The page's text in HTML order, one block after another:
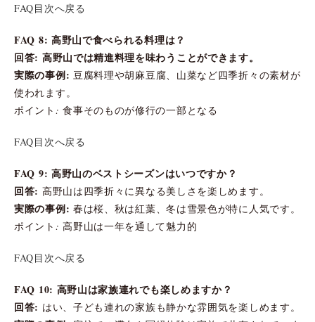
FAQ目次へ戻る
FAQ 8: 高野山で食べられる料理は？
回答: 高野山では精進料理を味わうことができます。
実際の事例: 豆腐料理や胡麻豆腐、山菜など四季折々の素材が
使われます。
ポイント: 食事そのものが修行の一部となる
FAQ目次へ戻る
FAQ 9: 高野山のベストシーズンはいつですか？
回答: 高野山は四季折々に異なる美しさを楽しめます。
実際の事例: 春は桜、秋は紅葉、冬は雪景色が特に人気です。
ポイント: 高野山は一年を通して魅力的
FAQ目次へ戻る
FAQ 10: 高野山は家族連れでも楽しめますか？
回答: はい、子ども連れの家族も静かな雰囲気を楽しめます。